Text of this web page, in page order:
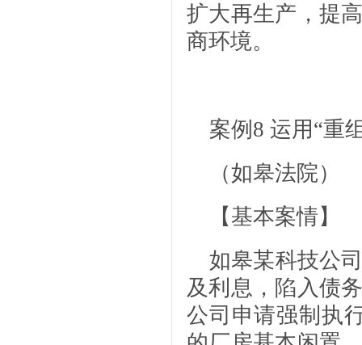
扩大再生产，提
商环境。
案例8 运用“重
（如皋法院）
【基本案情】
如皋某科技公
及利息，陷入债
公司申请强制执